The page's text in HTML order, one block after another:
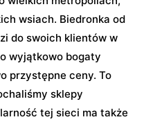
wsiach. Biedronka od
do swoich klientów w
wyjątkowo bogaty
przystępne ceny. To
sklepy
tej sieci ma także